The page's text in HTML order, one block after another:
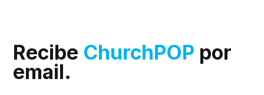
Recibe ChurchPOP por
email.